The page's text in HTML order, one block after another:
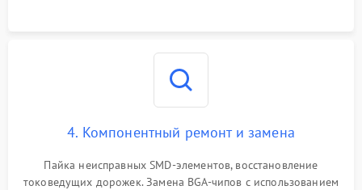
4. Компонентный ремонт и замена
Пайка неисправных SMD-элементов, восстановление
токоведущих дорожек. Замена BGA-чипов с использованием